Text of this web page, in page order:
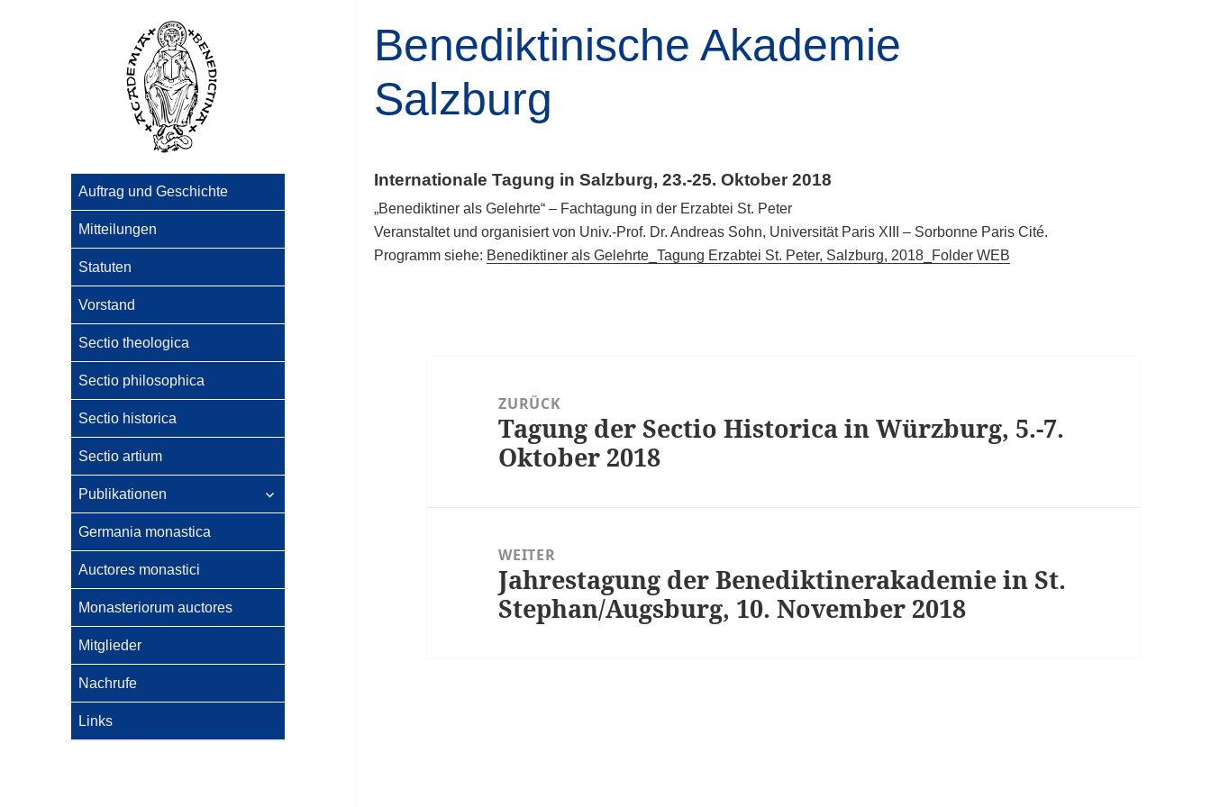
Auftrag und Geschichte
Mitteilungen
Statuten
Vorstand
Sectio theologica
Sectio philosophica
Sectio historica
Sectio artium
Publikationen
anzeigen
Germania monastica
Auctores monastici
Monasteriorum auctores
Mitglieder
Nachrufe
Links
Benediktinische Akademie
Salzburg
Internationale Tagung in Salzburg, 23.-25. Oktober 2018
„Benediktiner als Gelehrte“ – Fachtagung in der Erzabtei St. Peter
Veranstaltet und organisiert von Univ.-Prof. Dr. Andreas Sohn, Universität Paris XIII – Sorbonne Paris Cité.
Programm siehe: Benediktiner als Gelehrte_Tagung Erzabtei St. Peter, Salzburg, 2018_Folder WEB
ZURÜCK
Vorheriger
Beitrag:
Tagung der Sectio Historica in Würzburg, 5.-7.
Oktober 2018
WEITER
Nächster
Beitrag:
Jahrestagung der Benediktinerakademie in St.
Stephan/Augsburg, 10. November 2018